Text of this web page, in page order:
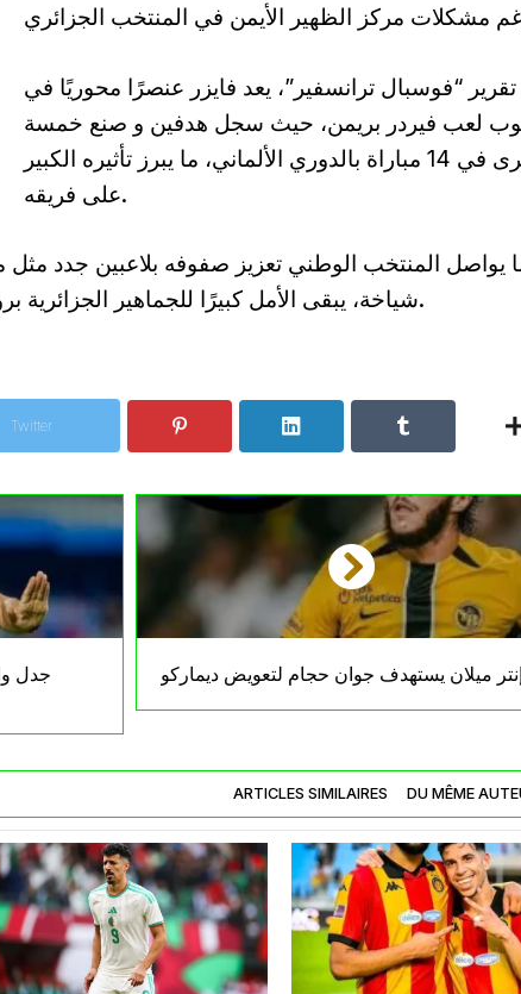
“فوسبال ترانسفير”، يعد فايزر عنصرًا محوريًا في
لعب فيردر بريمن، حيث سجل هدفين و صنع خمسة
أخرى في 14 مباراة بالدوري الألماني، ما يبرز تأثيره الكبير
على فريقه.
يواصل المنتخب الوطني تعزيز صفوفه بلاعبين جدد مثل
شياخة، يبقى الأمل كبيرًا للجماهير الجزائرية برؤية فايزر يدعم دفاع “الخضر” قريبًا.
Twitter
جدل
إنتر ميلان يستهدف جوان حجام لتعويض ديماركو
ARTICLES SIMILAIRES DU MÊME